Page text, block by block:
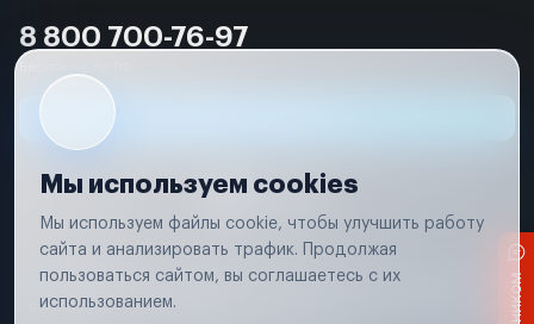
8 800 700-76-97
Условия использования
Вся информация, представленная на сайте, носит исключительно
соответствии с положениями статьи 437 (п. 2) Гражданского кодекса
Мы используем cookies
Мы используем файлы cookie, чтобы улучшить работу
сайта и анализировать трафик. Продолжая
пользоваться сайтом, вы соглашаетесь с их
использованием.